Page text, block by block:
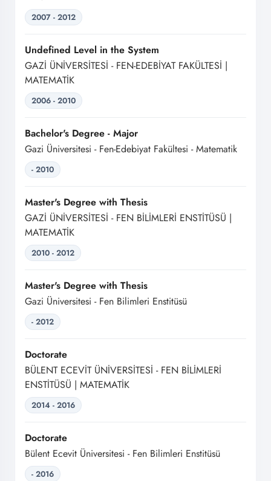
2007 - 2012
Undefined Level in the System
GAZİ ÜNİVERSİTESİ - FEN-EDEBİYAT FAKÜLTESİ |
MATEMATİK
2006 - 2010
Bachelor's Degree - Major
Gazi Üniversitesi - Fen-Edebiyat Fakültesi - Matematik
- 2010
Master's Degree with Thesis
GAZİ ÜNİVERSİTESİ - FEN BİLİMLERİ ENSTİTÜSÜ |
MATEMATİK
2010 - 2012
Master's Degree with Thesis
Gazi Üniversitesi - Fen Bilimleri Enstitüsü
- 2012
Doctorate
BÜLENT ECEVİT ÜNİVERSİTESİ - FEN BİLİMLERİ
ENSTİTÜSÜ | MATEMATİK
2014 - 2016
Doctorate
Bülent Ecevit Üniversitesi - Fen Bilimleri Enstitüsü
- 2016